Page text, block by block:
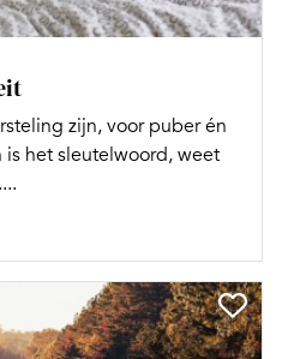
zijn, voor puber én
het sleutelwoord, weet